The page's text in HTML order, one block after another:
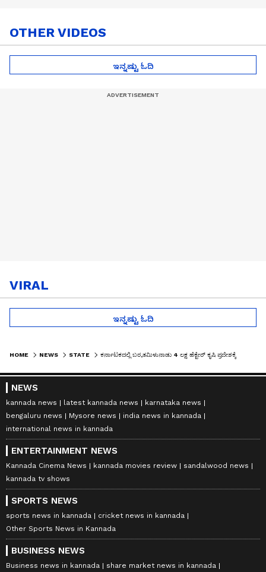
OTHER VIDEOS
ಇನ್ನಷ್ಟು ಓದಿ
VIRAL
ಇನ್ನಷ್ಟು ಓದಿ
HOME NEWS STATE
NEWS
kannada news latest kannada news
karnataka news
bengaluru news
Mysore news
india news in kannada
international news in kannada
ENTERTAINMENT NEWS
Kannada Cinema News kannada movies review
sandalwood news
kannada tv shows
SPORTS NEWS
sports news in kannada
cricket news in kannada
Other Sports News in Kannada
BUSINESS NEWS
Business news in kannada
share market news in kannada